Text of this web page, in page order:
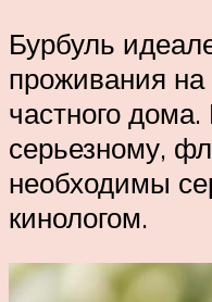
Бурбуль
проживания на
частного
серьезному,
необходимы
кинологом.